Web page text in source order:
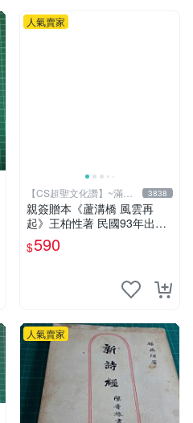
人氣賣家
【CS超聖文化讚】~滿千
元送運
3838
親簽贈本《蘆溝橋 風雲再
起》王柏性著 民國93年出版
【CS超聖文化讚】
$590
人氣賣家